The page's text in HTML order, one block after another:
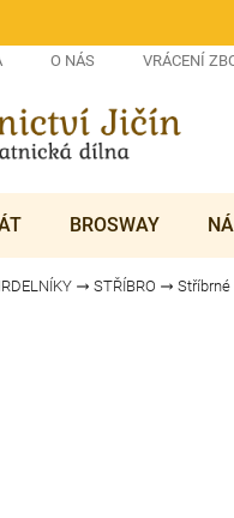
O NÁS VRÁCENÍ
BROSWAY
STŘÍBRO Stříbrné